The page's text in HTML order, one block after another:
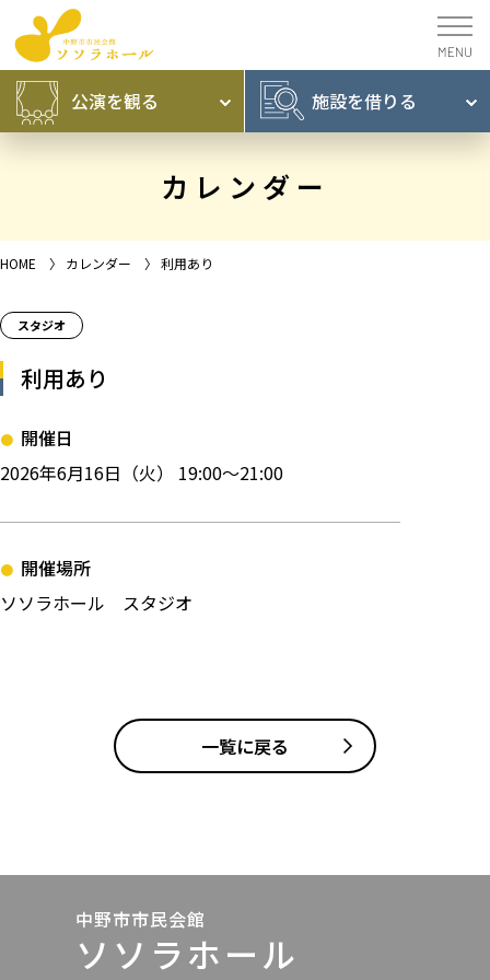
公演を観る 施設を借りる
カレンダー
HOME 〉 カレンダー 〉 利用あり
スタジオ
利用あり
開催日
2026年6月16日（火） 19:00～21:00
開催場所
ソソラホール スタジオ
一覧に戻る
中野市市民会館
ソソラホール